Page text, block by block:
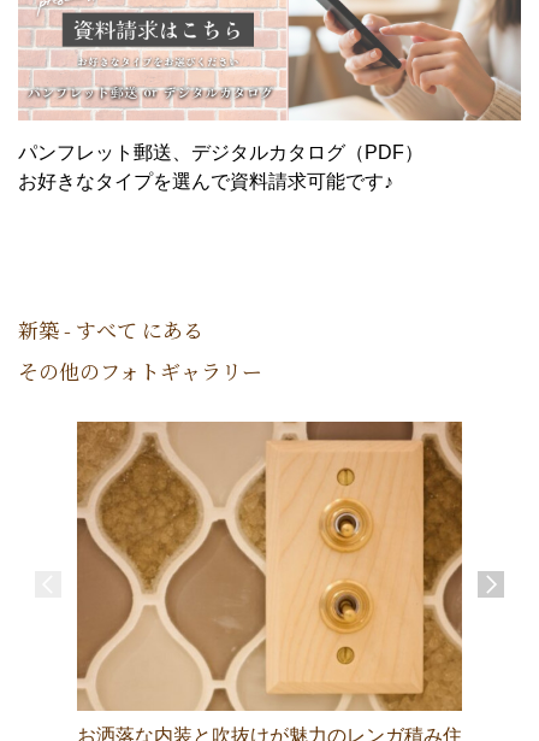
パンフレット郵送、デジタルカタログ（PDF）
お好きなタイプを選んで資料請求可能です♪
新築 - すべて にある
その他のフォトギャラリー
お洒落な内装と吹抜けが魅力のレンガ積み住